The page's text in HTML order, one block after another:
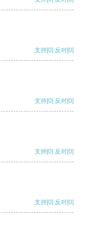
支持[0] 反对[0]
支持[0] 反对[0]
支持[0] 反对[0]
支持[0] 反对[0]